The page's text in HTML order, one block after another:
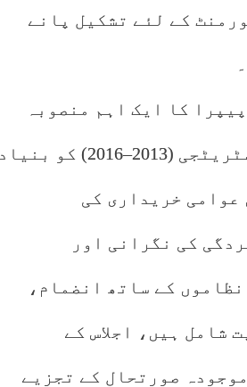
کے لئے تشکیل پانے
کا ایک اہم منصوبہ
ہے، جو پاکستان کی پہلی نیشنل پروکیورمنٹ اسٹریٹجی (2013–2016) کو بنیاد
عوامی خریداری کی
کی نگرانی اور
کے ساتھ انضمام،
شامل ہیں، اجلاس کے
صورتحال کے تجزیے